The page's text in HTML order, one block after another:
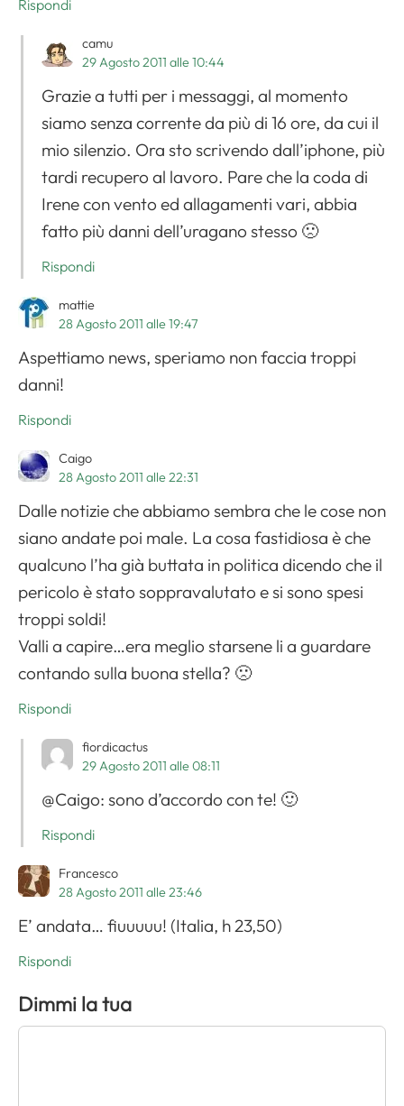
Rispondi
camu
29 Agosto 2011 alle 10:44
Grazie a tutti per i messaggi, al momento
siamo senza corrente da più di 16 ore, da cui il
mio silenzio. Ora sto scrivendo dall’iphone, più
tardi recupero al lavoro. Pare che la coda di
Irene con vento ed allagamenti vari, abbia
fatto più danni dell’uragano stesso 🙁
Rispondi
mattie
28 Agosto 2011 alle 19:47
Aspettiamo news, speriamo non faccia troppi
danni!
Rispondi
Caigo
28 Agosto 2011 alle 22:31
Dalle notizie che abbiamo sembra che le cose non
siano andate poi male. La cosa fastidiosa è che
qualcuno l’ha già buttata in politica dicendo che il
pericolo è stato soppravalutato e si sono spesi
troppi soldi!
Valli a capire…era meglio starsene li a guardare
contando sulla buona stella? 🙁
Rispondi
fiordicactus
29 Agosto 2011 alle 08:11
@Caigo: sono d’accordo con te! 🙂
Rispondi
Francesco
28 Agosto 2011 alle 23:46
E’ andata… fiuuuuu! (Italia, h 23,50)
Rispondi
Dimmi la tua